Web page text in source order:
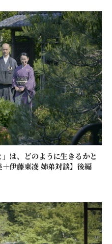
」は、どのように生きるかと
伊藤東凌 姉弟対談】後編